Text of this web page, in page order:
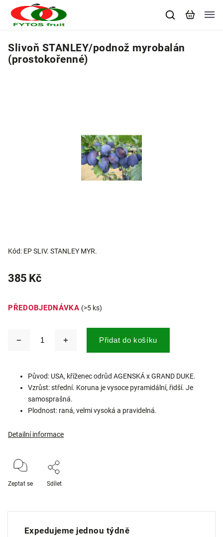
Slivoň STANLEY/podnož myrobalán
(prostokořenné)
Kód: EP SLIV. STANLEY MYR.
385 Kč
PŘEDOBJEDNÁVKA (>5 ks)
Přidat do košíku
Původ: USA, kříženec odrůd AGENSKÁ x GRAND DUKE.
Vzrůst: střední. Koruna je vysoce pyramidální, řidší. Je
samosprašná.
Plodnost: raná, velmi vysoká a pravidelná.
Detailní informace
Zeptat se Sdílet
Expedujeme jednou týdně